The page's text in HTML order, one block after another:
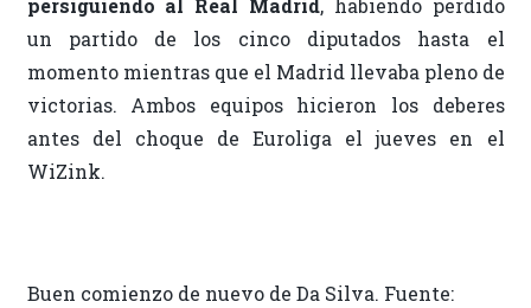
persiguiendo al Real Madrid, habiendo perdido
un partido de los cinco diputados hasta el
momento mientras que el Madrid llevaba pleno de
victorias. Ambos equipos hicieron los deberes
antes del choque de Euroliga el jueves en el
WiZink.
Buen comienzo de nuevo de Da Silva. Fuente: